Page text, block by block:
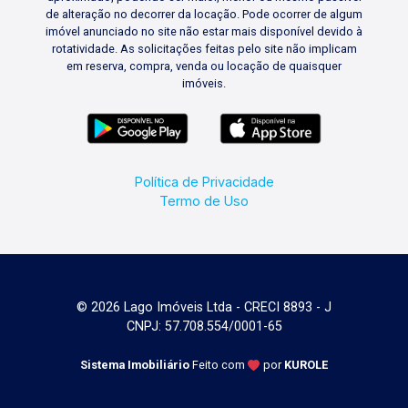
de alteração no decorrer da locação. Pode ocorrer de algum
imóvel anunciado no site não estar mais disponível devido à
rotatividade. As solicitações feitas pelo site não implicam
em reserva, compra, venda ou locação de quaisquer
imóveis.
Política de Privacidade
Termo de Uso
© 2026 Lago Imóveis Ltda - CRECI 8893 - J
CNPJ: 57.708.554/0001-65
Sistema Imobiliário Feito com por KUROLE